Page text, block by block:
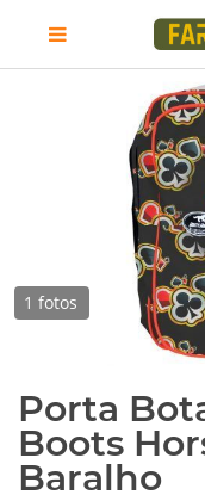
1 fotos
Porta
Boots
Baralho